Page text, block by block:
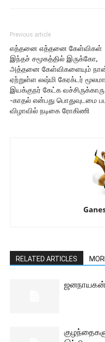
Previous article
எத்தனை எத்தனை கேள்விகள்
இந்தச் சமூகத்தில் இருக்கோ,
அத்தனை கேள்விகளையும்
ஏற்றுள்ள லஷ்மி கேரக்டர்
இயக்குநர் கேட்க
-காதல் என்பது பொதுவுடமை
விழாவில் நடிகை ரோகிணி
RELATED ARTICLES
ஜனநாயகன்